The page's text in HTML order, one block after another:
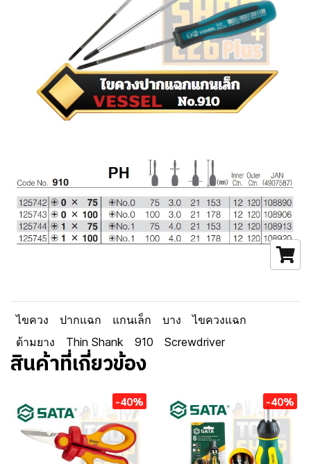
ไขควง ปากแฉก แกนเล็ก บาง
ไขควงแฉก
ด้ามยาง
Thin Shank 910 Screwdriver
สินค้าที่เกี่ยวข้อง
-40% -40%